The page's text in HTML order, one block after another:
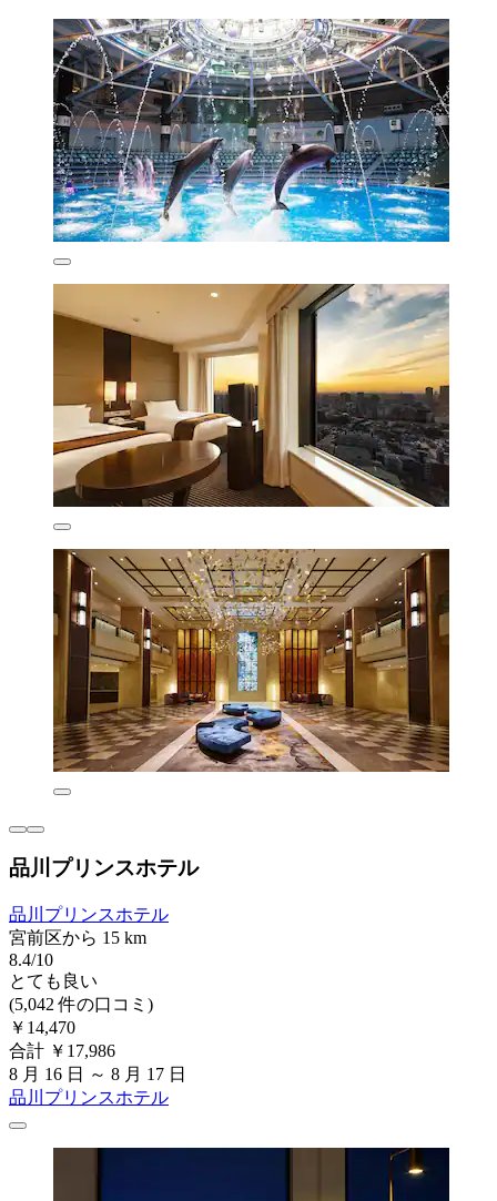
品川プリンスホテル
品川プリンスホテル
宮前区から 15 km
8.4/10
とても良い
(5,042 件の口コミ)
￥14,470
合計 ￥17,986
8 月 16 日 ～ 8 月 17 日
品川プリンスホテル